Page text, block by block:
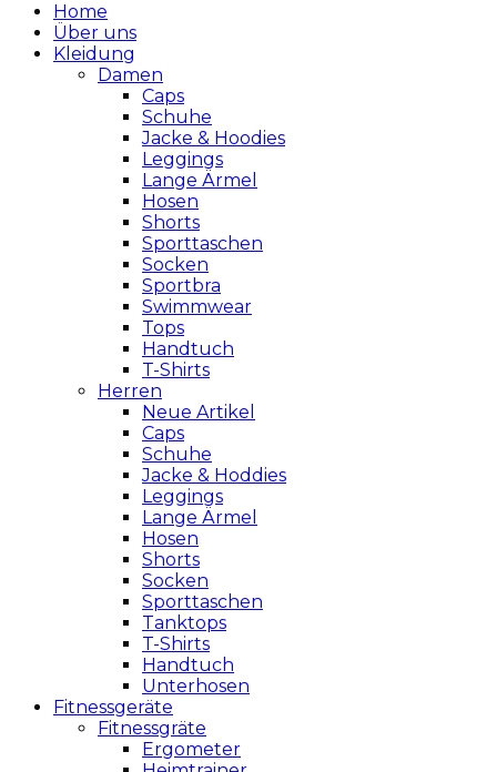
Home
Über uns
Kleidung
Damen
Caps
Schuhe
Jacke & Hoodies
Leggings
Lange Ärmel
Hosen
Shorts
Sporttaschen
Socken
Sportbra
Swimmwear
Tops
Handtuch
T-Shirts
Herren
Neue Artikel
Caps
Schuhe
Jacke & Hoddies
Leggings
Lange Ärmel
Hosen
Shorts
Socken
Sporttaschen
Tanktops
T-Shirts
Handtuch
Unterhosen
Fitnessgeräte
Fitnessgräte
Ergometer